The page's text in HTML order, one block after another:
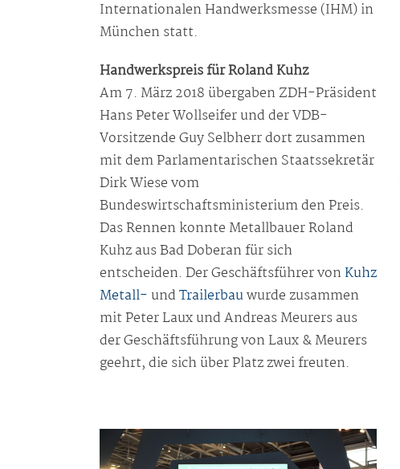
Internationalen Handwerksmesse (IHM) in
München statt.
Handwerkspreis für Roland Kuhz
Am 7. März 2018 übergaben ZDH-Präsident
Hans Peter Wollseifer und der VDB-
Vorsitzende Guy Selbherr dort zusammen
mit dem Parlamentarischen Staatssekretär
Dirk Wiese vom
Bundeswirtschaftsministerium den Preis.
Das Rennen konnte Metallbauer Roland
Kuhz aus Bad Doberan für sich
entscheiden. Der Geschäftsführer vonKuhz
Metall- undTrailerbauwurde zusammen
mit Peter Laux und Andreas Meurers aus
der Geschäftsführung von Laux & Meurers
geehrt, die sich über Platz zwei freuten.